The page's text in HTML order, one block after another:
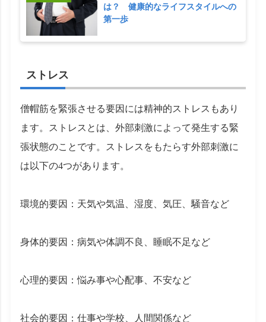
は？ 健康的なライフスタイルへの
第一歩
ストレス
僧帽筋を緊張させる要因には精神的ストレスもあり
ます。ストレスとは、外部刺激によって発生する緊
張状態のことです。ストレスをもたらす外部刺激に
は以下の4つがあります。
環境的要因：天気や気温、湿度、気圧、騒音など
身体的要因：病気や体調不良、睡眠不足など
心理的要因：悩み事や心配事、不安など
社会的要因：仕事や学校、人間関係など